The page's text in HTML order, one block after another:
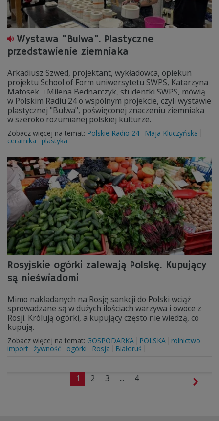
Wystawa "Bulwa". Plastyczne
przedstawienie ziemniaka
Arkadiusz Szwed, projektant, wykładowca, opiekun
projektu School of Form uniwersytetu SWPS, Katarzyna
Matosek i Milena Bednarczyk, studentki SWPS, mówią
w Polskim Radiu 24 o wspólnym projekcie, czyli wystawie
plastycznej "Bulwa", poświęconej znaczeniu ziemniaka
w szeroko rozumianej polskiej kulturze.
Zobacz więcej na temat: Polskie Radio 24
Maja Kluczyńska
ceramika
plastyka
Rosyjskie ogórki zalewają Polskę. Kupujący
są nieświadomi
Mimo nakładanych na Rosję sankcji do Polski wciąż
sprowadzane są w dużych ilościach warzywa i owoce z
Rosji. Królują ogórki, a kupujący często nie wiedzą, co
kupują.
Zobacz więcej na temat: GOSPODARKA POLSKA
rolnictwo
import żywność ogórki Rosja Białoruś
1 2 3 ... 4